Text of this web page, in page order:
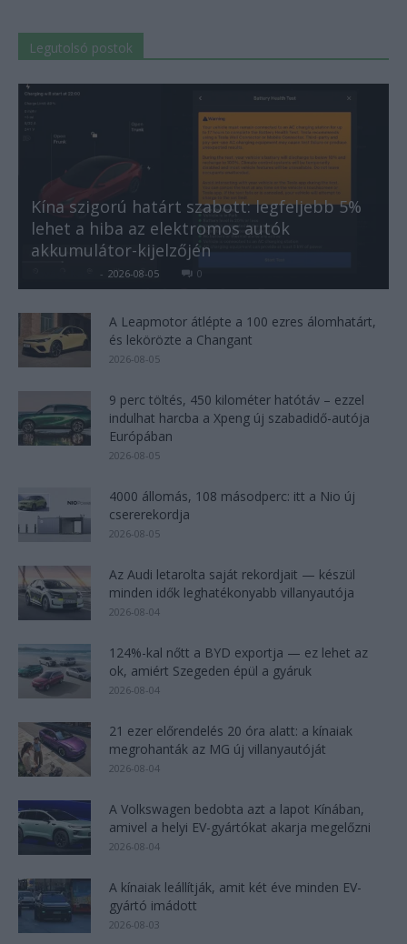
Legutolsó postok
Kína szigorú határt szabott: legfeljebb 5%
lehet a hiba az elektromos autók
akkumulátor-kijelzőjén
- 2026-08-05 0
A Leapmotor átlépte a 100 ezres álomhatárt,
és lekörözte a Changant
2026-08-05
9 perc töltés, 450 kilométer hatótáv – ezzel
indulhat harcba a Xpeng új szabadidő-autója
Európában
2026-08-05
4000 állomás, 108 másodperc: itt a Nio új
csererekordja
2026-08-05
Az Audi letarolta saját rekordjait — készül
minden idők leghatékonyabb villanyautója
2026-08-04
124%-kal nőtt a BYD exportja — ez lehet az
ok, amiért Szegeden épül a gyáruk
2026-08-04
21 ezer előrendelés 20 óra alatt: a kínaiak
megrohanták az MG új villanyautóját
2026-08-04
A Volkswagen bedobta azt a lapot Kínában,
amivel a helyi EV-gyártókat akarja megelőzni
2026-08-04
A kínaiak leállítják, amit két éve minden EV-
gyártó imádott
2026-08-03